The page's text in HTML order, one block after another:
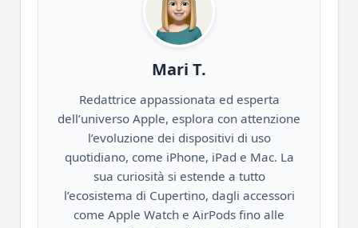
Mari T.
Redattrice appassionata ed esperta
dell’universo Apple, esplora con attenzione
l’evoluzione dei dispositivi di uso
quotidiano, come iPhone, iPad e Mac. La
sua curiosità si estende a tutto
l’ecosistema di Cupertino, dagli accessori
come Apple Watch e AirPods fino alle